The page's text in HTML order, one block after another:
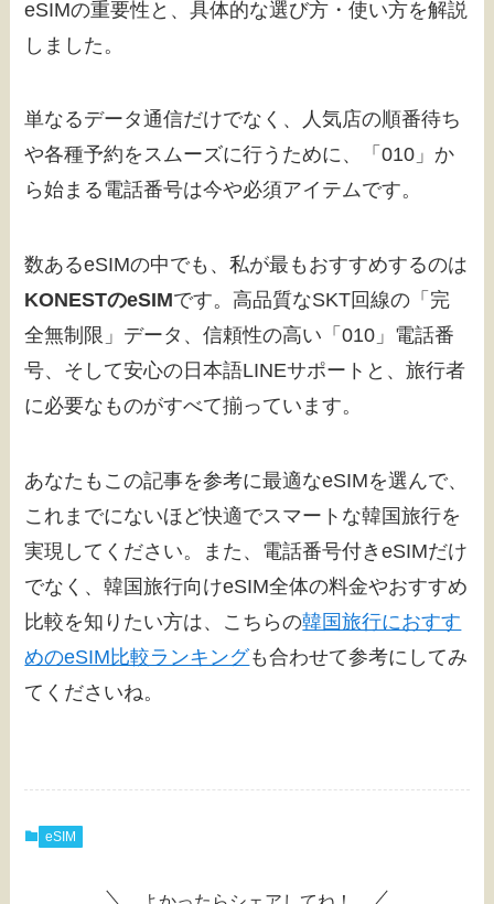
eSIMの重要性と、具体的な選び方・使い方を解説
しました。
単なるデータ通信だけでなく、人気店の順番待ち
や各種予約をスムーズに行うために、「010」か
ら始まる電話番号は今や必須アイテムです。
数あるeSIMの中でも、私が最もおすすめするのは
KONESTのeSIMです。高品質なSKT回線の「完
全無制限」データ、信頼性の高い「010」電話番
号、そして安心の日本語LINEサポートと、旅行者
に必要なものがすべて揃っています。
あなたもこの記事を参考に最適なeSIMを選んで、
これまでにないほど快適でスマートな韓国旅行を
実現してください。また、電話番号付きeSIMだけ
でなく、韓国旅行向けeSIM全体の料金やおすすめ
比較を知りたい方は、こちらの韓国旅行におすす
めのeSIM比較ランキングも合わせて参考にしてみ
てくださいね。
eSIM